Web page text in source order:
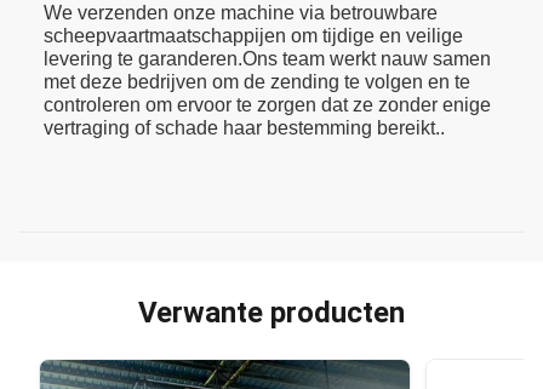
We verzenden onze machine via betrouwbare
scheepvaartmaatschappijen om tijdige en veilige
levering te garanderen.Ons team werkt nauw samen
met deze bedrijven om de zending te volgen en te
controleren om ervoor te zorgen dat ze zonder enige
vertraging of schade haar bestemming bereikt..
Verwante producten